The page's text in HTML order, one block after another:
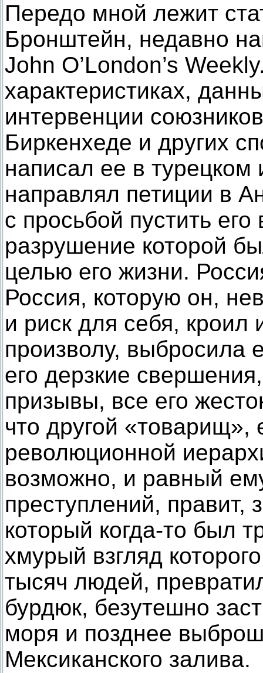
Передо мной лежит
Бронштейн, недавно
John O’London’s
характеристиках,
интервенции
Биркенхеде и других
написал ее в турецком
направлял петиции в
с просьбой пустить
разрушение которой
целью его жизни.
Россия, которую он,
и риск для себя,
произволу, выбросила
его дерзкие
призывы, все его
что другой «товарищ»,
революционной
возможно, и равный
преступлений, правит,
который когда-то был
хмурый взгляд
тысяч людей,
бурдюк, безутешно
моря и позднее
Мексиканского залива.